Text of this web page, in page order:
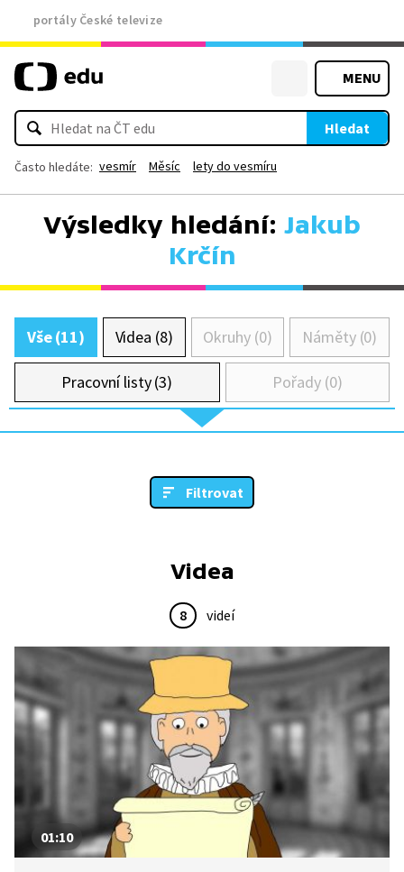
portály České televize
MENU
Hledat
Často hledáte: vesmír Měsíc lety do vesmíru
Výsledky hledání: Jakub
Krčín
Vše (11) Videa (8) Okruhy (0) Náměty (0)
Pracovní listy (3) Pořady (0)
Filtrovat
Videa
8 videí
01:10